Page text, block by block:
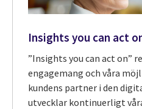
Insights you can act
”Insights you can act on”
engagemang och våra
kundens partner i den
utvecklar kontinuerligt